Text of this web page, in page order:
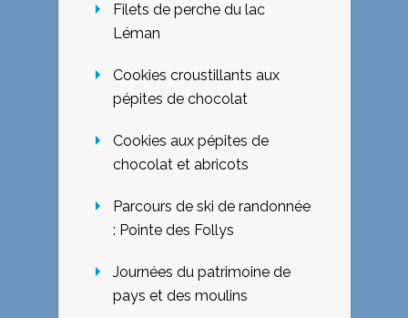
Filets de perche du lac
Léman
Cookies croustillants aux
pépites de chocolat
Cookies aux pépites de
chocolat et abricots
Parcours de ski de randonnée
: Pointe des Follys
Journées du patrimoine de
pays et des moulins